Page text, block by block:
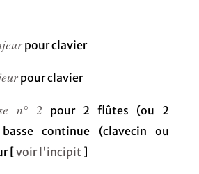
pour clavier
pour clavier
n° 2 pour 2 flûtes (ou 2
continue (clavecin ou
[voir l'incipit ]